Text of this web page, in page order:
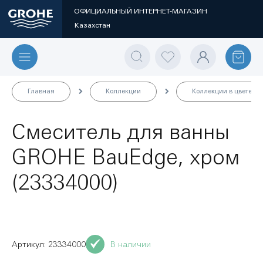
ОФИЦИАЛЬНЫЙ ИНТЕРНЕТ-МАГАЗИН
Казахстан
Главная Коллекции Коллекции в цвете
Смеситель для ванны
GROHE BauEdge, хром
(23334000)
В наличии
23334000